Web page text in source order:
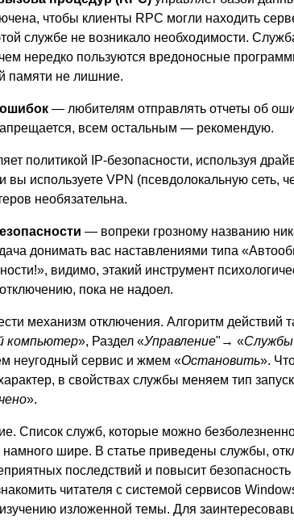
чтобы клиенты RPC могли находить
службе не возникало необходимости.
нередко пользуются вредоносные
памяти не лишние.
— любителям отправлять отчеты об
всем остальным — рекомендую.
политикой IP-безопасности, используя
используете VPN (псевдолокальную сеть,
необязательна.
— вопреки грозному названию
донимать вас наставлениями типа
видимо, этакий инструмент
пока не надоел.
механизм отключения. Алгоритм действий
компьютер», Раздел «Управление"→ «Службы
неугодный сервис и жмем «Остановить».
в свойствах службы меняем тип
».
Список служб, которые можно
шире. В статье приведены службы,
последствий и повысит
читателя с системой сервисов
изложенной темы. Для